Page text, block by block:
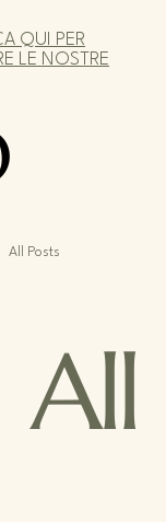
QUI PER
LE NOSTRE
All Posts
All